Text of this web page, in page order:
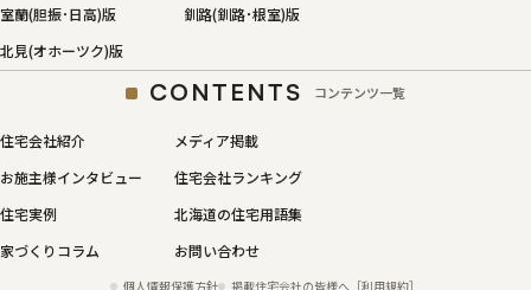
室蘭(胆振･日高)版
釧路(釧路･根室)版
北見(オホーツク)版
CONTENTS コンテンツ一覧
住宅会社紹介
メディア掲載
お施主様インタビュー
住宅会社ランキング
住宅実例
北海道の住宅用語集
家づくりコラム
お問い合わせ
個人情報保護方針 掲載住宅会社の皆様へ［利用規約］